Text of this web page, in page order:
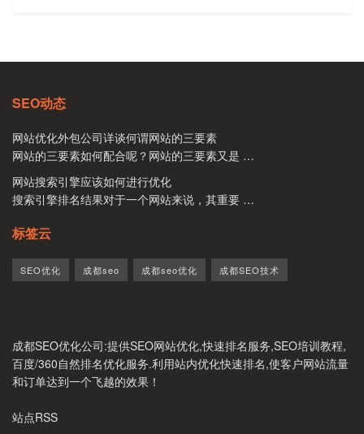
SEO动态
网站优化外包公司详谈何谓网站的三要素
网站的三要素如何配合呢？网站的三要素又是 …
网站搜索引擎应该如何进行优化
搜索引擎排名结果对于一个网站来说，其重要 …
标签云
SEO优化 成都seo 成都seo优化 成都SEO技术
成都SEO优化公司:提供SEO网站优化,快速排名服务,SEO培训教程,
百度/360自然排名优化服务.利用站内优化快速排名,使客户网站流量
和订单达到一个飞越的效果！
站点RSS